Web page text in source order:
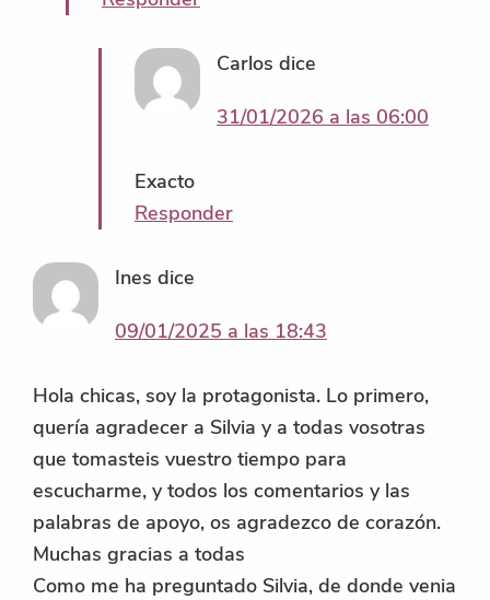
Carlos dice
31/01/2026 a las 06:00
Exacto
Responder
Ines dice
09/01/2025 a las 18:43
Hola chicas, soy la protagonista. Lo primero,
quería agradecer a Silvia y a todas vosotras
que tomasteis vuestro tiempo para
escucharme, y todos los comentarios y las
palabras de apoyo, os agradezco de corazón.
Muchas gracias a todas
Como me ha preguntado Silvia, de donde venia